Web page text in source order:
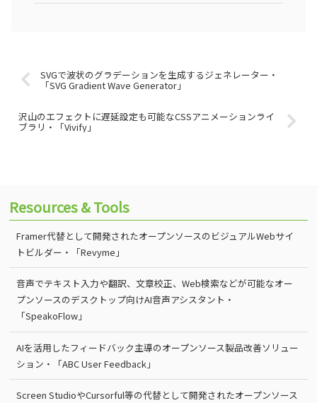
SVGで波状のグラデーションを生成するジェネレーター・
「SVG Gradient Wave Generator」
沢山のエフェクトに遅延設定も可能なCSSアニメーションライ
ブラリ・「Vivify」
Resources & Tools
Framer代替として開発されたオープンソースのビジュアルWebサイ
トビルダー・「Revyme」
音声でテキスト入力や翻訳、文章校正、Web検索などが可能なオー
プンソースのデスクトップ向けAI音声アシスタント・
「SpeakoFlow」
AIを活用したフィードバック主導のオープンソース製品改善ソリュー
ション・「ABC User Feedback」
Screen StudioやCursorful等の代替として開発されたオープンソース